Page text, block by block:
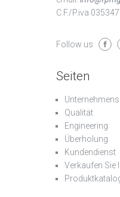
C.F./P.iva
Follow us
Seiten
Qualität
Engineering
Überholung
Kundendienst
Verkaufen Sie